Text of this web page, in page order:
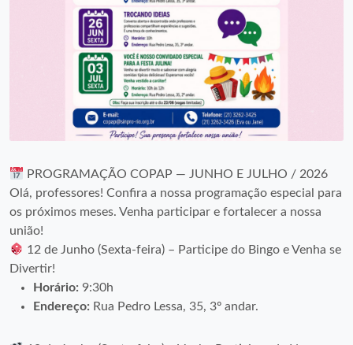
PROGRAMAÇÃO COPAP — JUNHO E JULHO / 2026
Olá, professores! Confira a nossa programação especial para
os próximos meses. Venha participar e fortalecer a nossa
união!
12 de Junho (Sexta-feira) – Participe do Bingo e Venha se
Divertir!
Horário: 9:30h
Endereço: Rua Pedro Lessa, 35, 3º andar.